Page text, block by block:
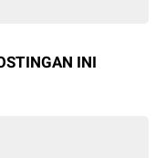
INI